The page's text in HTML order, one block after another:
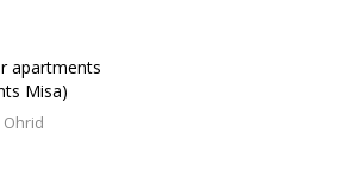
apartments
Misa)
Ohrid